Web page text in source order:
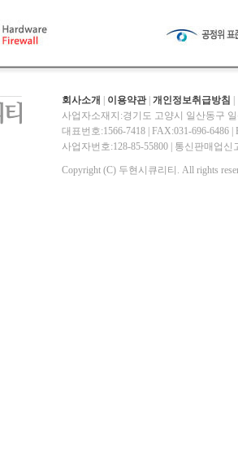
회사소개 이용약관| 개인정보취급방침
사업자소재지:경기도 고양시 일산동구
대표번호:1566-7418 | FAX:031-696-6486 |
사업자번호:128-85-55800 | 통신판매업
Copyright (C) 두현시큐리티. All rights